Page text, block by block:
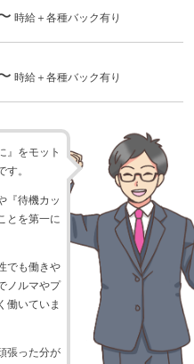
時給＋各種バック有り
時給＋各種バック有り
』をモット
。
『待機カッ
とを第一に
でも働きや
ノルマやプ
働いていま
張った分が